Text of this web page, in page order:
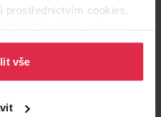
prostřednictvím cookies.
vše
enzymu tyrozinázy, jenž
a tím omezují jeho
v Intenzivní noční péči